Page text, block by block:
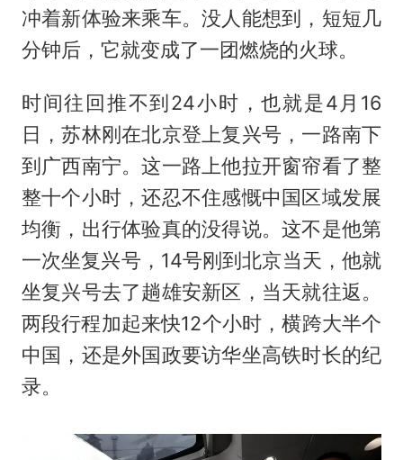
冲着新体验来乘车。没人能想到，短短几
分钟后，它就变成了一团燃烧的火球。
时间往回推不到24小时，也就是4月16
日，苏林刚在北京登上复兴号，一路南下
到广西南宁。这一路上他拉开窗帘看了整
整十个小时，还忍不住感慨中国区域发展
均衡，出行体验真的没得说。这不是他第
一次坐复兴号，14号刚到北京当天，他就
坐复兴号去了趟雄安新区，当天就往返。
两段行程加起来快12个小时，横跨大半个
中国，还是外国政要访华坐高铁时长的纪
录。